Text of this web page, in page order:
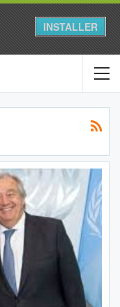
INSTALLER